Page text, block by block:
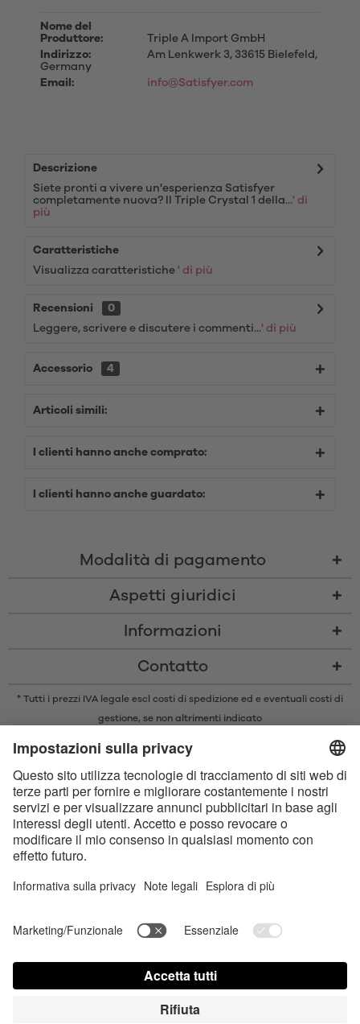
Nome del
Produttore:
Triple A Import GmbH
Indirizzo:
Am Lenkwerk 3, 33615 Bielefeld,
Germany
Email:
info@Satisfyer.com
Descrizione
Siete pronti a vivere un'esperienza Satisfyer
completamente nuova? Il Triple Crystal 1 della...' di
più
Caratteristiche
Visualizza caratteristiche ' di più
Recensioni
0
Leggere, scrivere e discutere i commenti...' di più
Accessorio 4
Articoli simili:
I clienti hanno anche comprato:
I clienti hanno anche guardato:
Modalità di pagamento
Aspetti giuridici
Informazioni
Contatto
* Tutti i prezzi IVA legale escl costi di spedizione ed e eventuali costi di
gestione, se non altrimenti indicato
Bluetooth SIG, Inc. e qualsiasi utilizzo di tali marchi da parte di Satisfyer
GmbH è concesso in licenza.
Apple, il logo Apple e Apple Watch sono marchi di Apple Inc. Google Play
e il logo Google Play sono marchi di Google LLC.
Dichiarazione sull‘Accessibilità Contact us today
FAQ